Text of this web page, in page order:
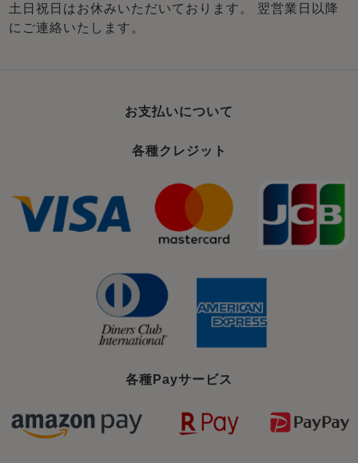
土日祝日はお休みいただいております。 翌営業日以降
にご連絡いたします。
お支払いについて
各種クレジット
各種Payサービス